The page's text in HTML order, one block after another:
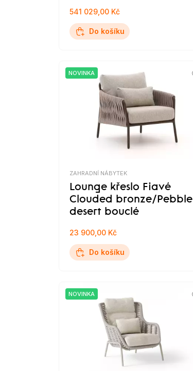
541 029,00 Kč
Do košíku
NOVINKA
ZAHRADNÍ NÁBYTEK
Lounge křeslo Fiavé
Clouded bronze/Pebble
desert bouclé
23 900,00 Kč
Do košíku
NOVINKA